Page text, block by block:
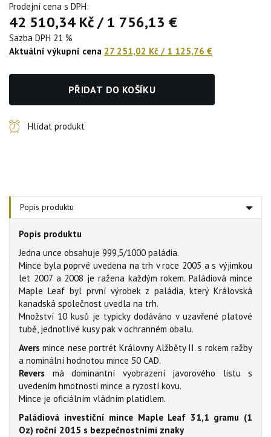
Prodejní cena s DPH:
42 510,34 Kč/1 756,13 €
Sazba DPH 21 %
Aktuální výkupní cena 27 251,02 Kč / 1 125,76 €
PŘIDAT DO KOŠÍKU
Hlídat produkt
Popis produktu
Popis produktu
Jedna unce obsahuje 999,5/1000 paládia.
Mince byla poprvé uvedena na trh v roce 2005 a s výjimkou
let 2007 a 2008 je ražena každým rokem. Paládiová mince
Maple Leaf byl první výrobek z paládia, který Královská
kanadská společnost uvedla na trh.
Množství 10 kusů je typicky dodáváno v uzavřené platové
tubě, jednotlivé kusy pak v ochranném obalu.
Avers mince nese portrét Královny Alžběty II. s rokem ražby
a nominální hodnotou mince 50 CAD.
Revers má dominantní vyobrazení javorového listu s
uvedením hmotnosti mince a ryzostí kovu.
Mince je oficiálním vládním platidlem.
Paládiová investiční mince Maple Leaf 31,1 gramu (1
Oz) roční 2015 s bezpečnostními znaky